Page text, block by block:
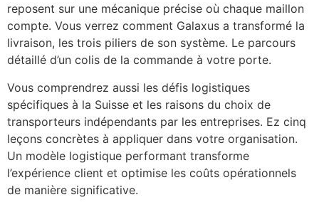
reposent sur une mécanique précise où chaque maillon
compte. Vous verrez comment Galaxus a transformé la
livraison, les trois piliers de son système. Le parcours
détaillé d’un colis de la commande à votre porte.
Vous comprendrez aussi les défis logistiques
spécifiques à la Suisse et les raisons du choix de
transporteurs indépendants par les entreprises. Ez cinq
leçons concrètes à appliquer dans votre organisation.
Un modèle logistique performant transforme
l’expérience client et optimise les coûts opérationnels
de manière significative.